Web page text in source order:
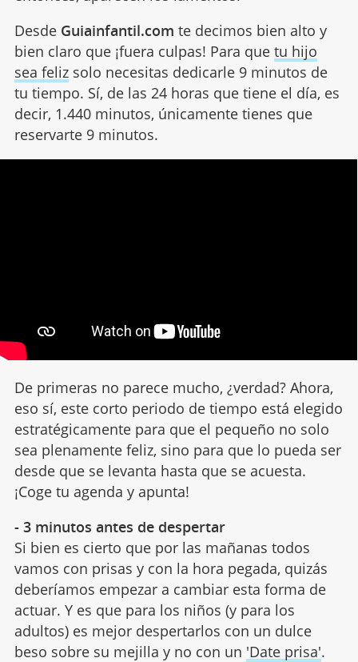
Desde Guiainfantil.com te decimos bien alto y
bien claro que ¡fuera culpas! Para que tu hijo
sea felizsolo necesitas dedicarle 9 minutos de
tu tiempo. Sí, de las 24 horas que tiene el día, es
decir, 1.440 minutos, únicamente tienes que
reservarte 9 minutos.
De primeras no parece mucho, ¿verdad? Ahora,
eso sí, este corto periodo de tiempo está elegido
estratégicamente para que el pequeño no solo
sea plenamente feliz, sino para que lo pueda ser
desde que se levanta hasta que se acuesta.
¡Coge tu agenda y apunta!
- 3 minutos antes de despertar
Si bien es cierto que por las mañanas todos
vamos con prisas y con la hora pegada, quizás
deberíamos empezar a cambiar esta forma de
actuar. Y es que para los niños (y para los
adultos) es mejor despertarlos con un dulce
beso sobre su mejilla y no con un 'Date prisa'.